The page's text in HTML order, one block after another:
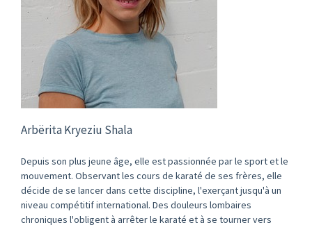
Arbërita Kryeziu Shala
Depuis son plus jeune âge, elle est passionnée par le sport et le
mouvement. Observant les cours de karaté de ses frères, elle
décide de se lancer dans cette discipline, l'exerçant jusqu'à un
niveau compétitif international. Des douleurs lombaires
chroniques l'obligent à arrêter le karaté et à se tourner vers